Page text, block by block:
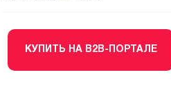
КУПИТЬ НА B2B-ПОРТАЛЕ